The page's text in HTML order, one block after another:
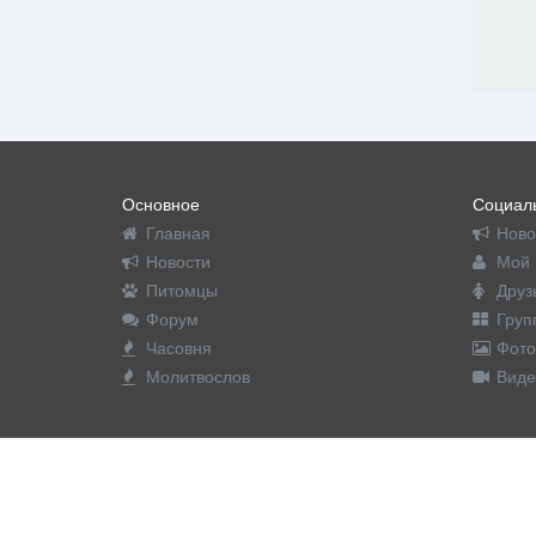
Основное
Главная
Новости
Питомцы
Форум
Часовня
Молитвослов
Мой
Фото